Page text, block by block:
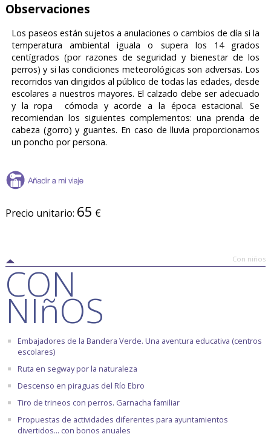
Observaciones
Los paseos están sujetos a anulaciones o cambios de día si la
temperatura ambiental iguala o supera los 14 grados
centígrados (por razones de seguridad y bienestar de los
perros) y si las condiciones meteorológicas son adversas. Los
recorridos van dirigidos al público de todas las edades, desde
escolares a nuestros mayores. El calzado debe ser adecuado
y la ropa cómoda y acorde a la época estacional. Se
recomiendan los siguientes complementos: una prenda de
cabeza (gorro) y guantes. En caso de lluvia proporcionamos
un poncho por persona.
Precio unitario: 65 €
Con niños
CON
NIñOS
Embajadores de la Bandera Verde. Una aventura educativa (centros
escolares)
Ruta en segway por la naturaleza
Descenso en piraguas del Río Ebro
Tiro de trineos con perros. Garnacha familiar
Propuestas de actividades diferentes para ayuntamientos
divertidos... con bonos anuales